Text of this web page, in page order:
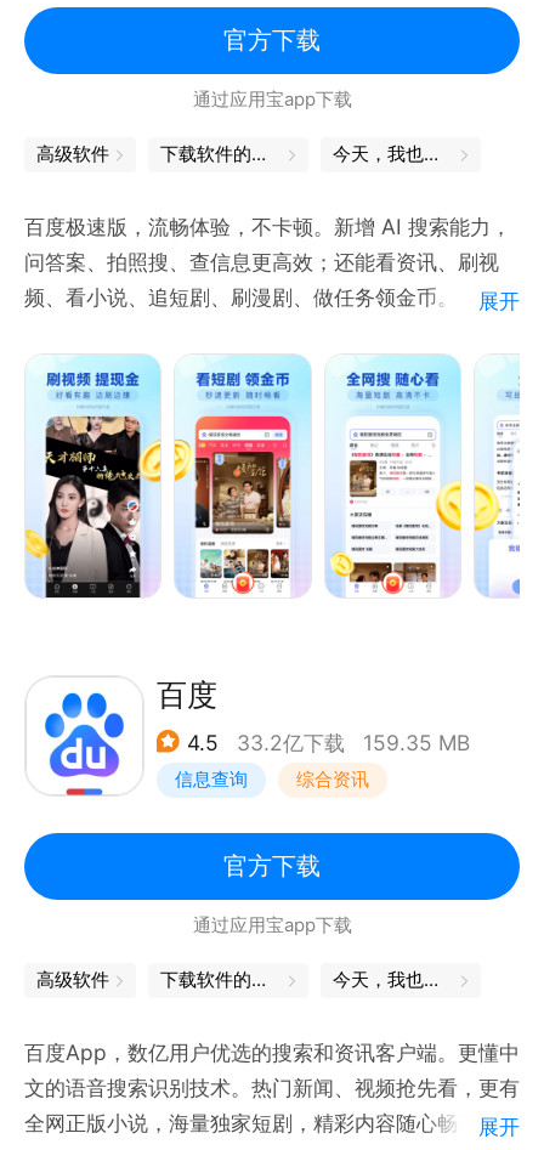
3、群聊派对－随时随地组个局，和志趣相投的朋友开
心畅聊
使用场景：
开心或不开心的情绪，遇见懂你的人
有片精神自留地，无压力的表达、交流，遇到灵魂共
鸣，找到心灵的归属
快速找到同好的伙伴，每一个兴趣爱好都能找到了聊的
来的人
来Soul App，和2亿年轻人一起开启有趣的生活 ！
官方下载
通过应用宝app下载
高级软件 下载软件的软件 今天，我也是勇敢的打工人
百度极速版，流畅体验，不卡顿。新增 AI 搜索能力，
问答案、拍照搜、查信息更高效；还能看资讯、刷视
频、看小说、追短剧、刷漫剧、做任务领金币。
准。
【拍照语音更方便】拍照就能搜，语音就能问，复杂问
题也能快速理解。
【常用工具更齐全】扫一扫、识图、提取文字等工具一
站直达，日常使用更省事。
【新增功能更实用】
新增听资讯、听视频、刷漫剧，视听体验全面升级，功
简约搜索框，轻量设计，体验更流畅，结果更清晰。
【精选内容更懂你】
实时新闻、资讯视频、热门评论不间断，定制推荐更精
准。
资讯分类标签，搭配简约搜索栏设计，更快进入详情，
图文搭配更简单。
汇集海量热门小说、优质视频、动漫新番、影视资源，
任务系统全新上线、邀请好友做任务，金币自动兑换，
新增白拿好礼，福利更多，奖励更丰厚，天天领现金。
展开
百度
4.5 33.2亿下载 159.35 MB
信息查询 综合资讯
官方下载
通过应用宝app下载
高级软件 下载软件的软件 今天，我也是勇敢的打工人
百度App，数亿用户优选的搜索和资讯客户端。更懂中
文的语音搜索识别技术。热门新闻、视频抢先看，更有
全网正版小说，海量独家短剧，精彩内容随心畅享！展开